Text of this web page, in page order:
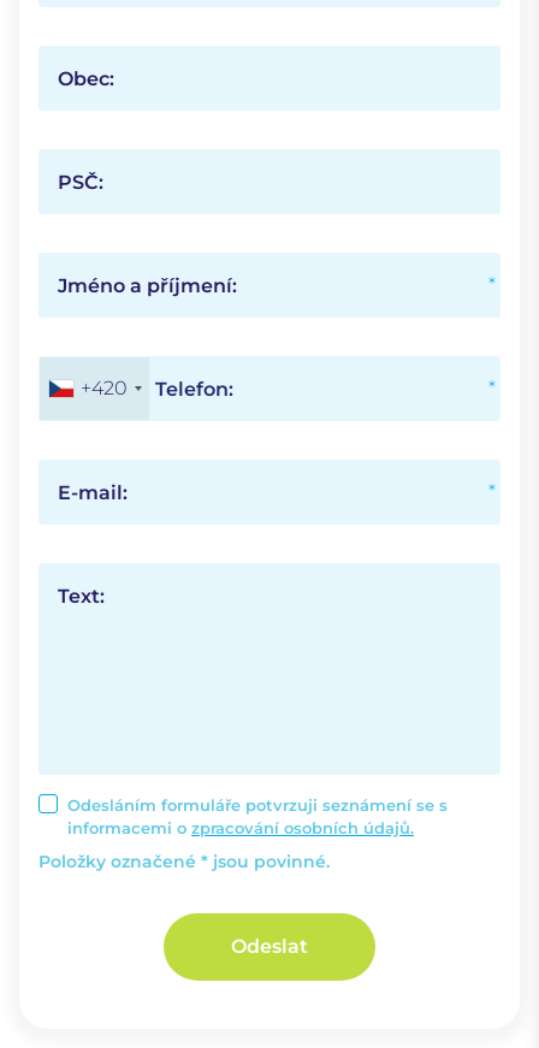
Obec:
PSČ:
Jméno a příjmení:
Telefon:
+420
E-mail:
Text:
Odesláním formuláře potvrzuji seznámení se s
informacemi o zpracování osobních údajů.
Položky označené * jsou povinné.
Odeslat